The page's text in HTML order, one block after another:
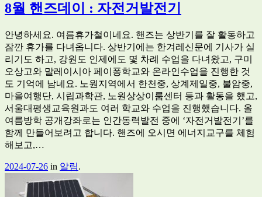
8월 핸즈데이 : 자전거발전기
안녕하세요. 여름휴가철이네요. 핸즈는 상반기를 잘 활동하고
잠깐 휴가를 다녀옵니다. 상반기에는 한겨레신문에 기사가 실
리기도 하고, 강원도 인제에도 몇 차례 수업을 다녀왔고, 구미
오상고와 말레이시아 페이퐁학교와 온라인수업을 진행한 것
도 기억에 남네요. 노원지역에서 한천중, 상계제일중, 불암중,
마을여행단, 시립과학관, 노원상상이룸센터 등과 활동을 했고,
서울대평생교육원과도 여러 학교와 수업을 진행했습니다. 올
여름방학 공개강좌로는 인간동력발전 중에 ‘자전거발전기’를
함께 만들어보려고 합니다. 핸즈에 오시면 에너지교구를 체험
해보고,…
2024-07-26 in 알림.